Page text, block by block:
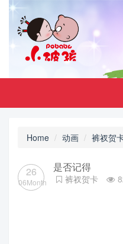
Home 动画 裤衩贺
26
06Month
是否记得
裤衩贺卡